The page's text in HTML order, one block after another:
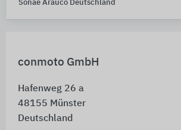
conmoto GmbH
Hafenweg 26 a
48155 Münster
Deutschland
Sonae Arauco Deutschland